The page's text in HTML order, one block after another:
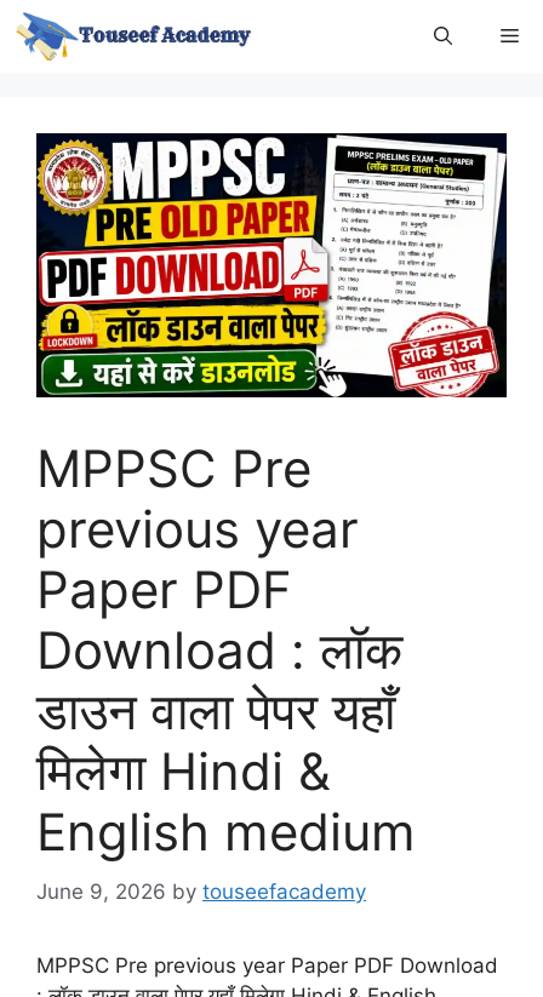
Skip
MPPSC Pre
previous year
Paper PDF
Download : लॉक
डाउन वाला पेपर यहाँ
मिलेगा Hindi &
English medium
June 9, 2026 by touseefacademy
MPPSC Pre previous year Paper PDF Download